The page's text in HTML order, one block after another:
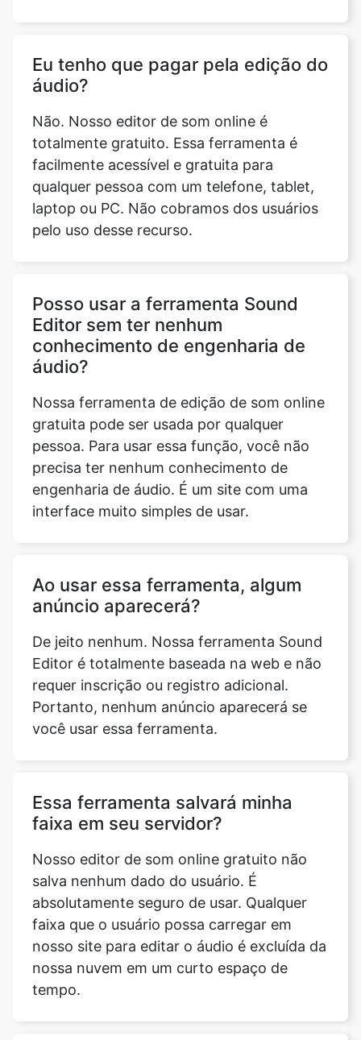
Copy Link
totalmente gratuito. Essa ferramenta é
facilmente acessível e gratuita para
qualquer pessoa com um telefone, tablet,
laptop ou PC. Não cobramos dos usuários
pelo uso desse recurso.
Posso usar a ferramenta Sound
áudio?
Nossa ferramenta de edição de som online
gratuita pode ser usada por qualquer
pessoa. Para usar essa função, você não
precisa ter nenhum conhecimento de
engenharia de áudio. É um site com uma
interface muito simples de usar.
Ao usar essa ferramenta, algum
Editor é totalmente baseada na web e não
requer inscrição ou registro adicional.
Portanto, nenhum anúncio aparecerá se
você usar essa ferramenta.
Essa ferramenta salvará minha
salva nenhum dado do usuário. É
absolutamente seguro de usar. Qualquer
faixa que o usuário possa carregar em
nosso site para editar o áudio é excluída da
nossa nuvem em um curto espaço de
tempo.
Quanto tempo é necessário para